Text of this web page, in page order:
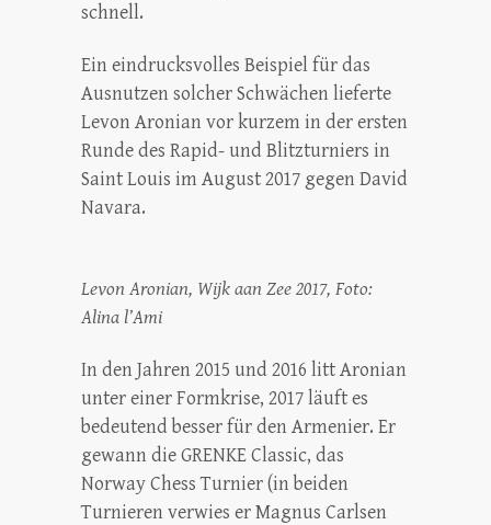
schnell.
Ein eindrucksvolles Beispiel für das
Ausnutzen solcher Schwächen lieferte
Levon Aronian vor kurzem in der ersten
Runde des Rapid- und Blitzturniers in
Saint Louis im August 2017 gegen David
Navara.
Levon Aronian, Wijk aan Zee 2017, Foto:
Alina l’Ami
In den Jahren 2015 und 2016 litt Aronian
unter einer Formkrise, 2017 läuft es
bedeutend besser für den Armenier. Er
gewann die GRENKE Classic, das
Norway Chess Turnier (in beiden
Turnieren verwies er Magnus Carlsen